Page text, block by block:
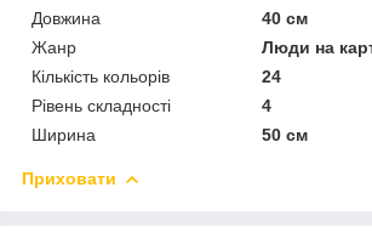
Довжина
40 см
Жанр
Люди на
Кількість кольорів
24
Рівень складності
4
Ширина
50 см
Приховати